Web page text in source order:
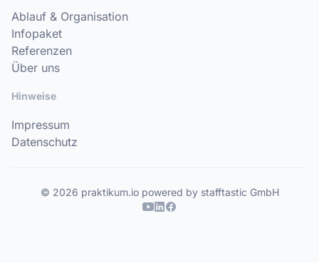
Ablauf & Organisation
Infopaket
Referenzen
Über uns
Hinweise
Impressum
Datenschutz
© 2026 praktikum.io powered by stafftastic GmbH